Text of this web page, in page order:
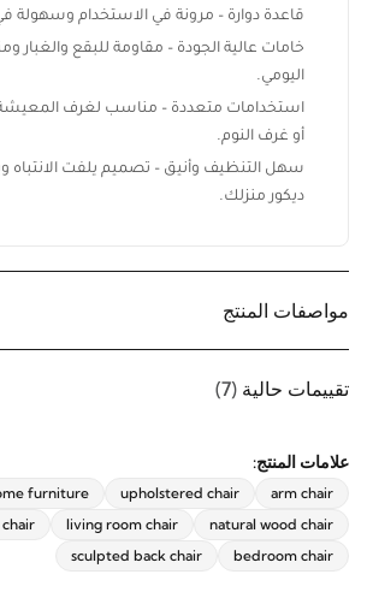
قاعدة دوارة – مرونة في الاستخدام وسهولة في
خامات عالية الجودة – مقاومة للبقع والغبار
اليومي.
استخدامات متعددة – مناسب لغرف
الضيوف، أو غرف النوم.
سهل التنظيف وأنيق – تصميم يلفت الانتباه
ديكور منزلك.
مواصفات المنتج
تقييمات حالية (7)
علامات المنتج:
arm chair
upholstered chair
furniture
natural wood chair
living room chair
bedroom chair
sculpted back chair